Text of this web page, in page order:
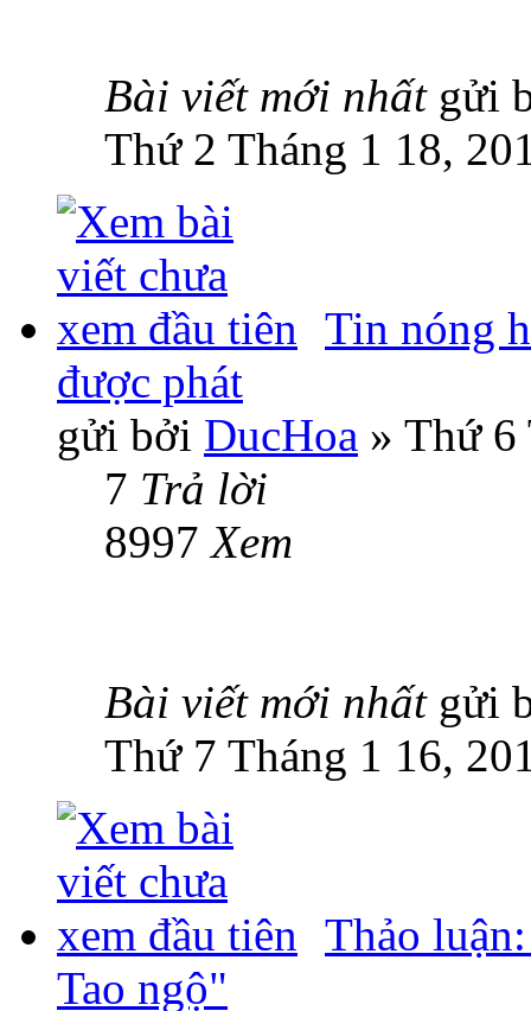
Bài viết mới nhất gửi
Thứ 2 Tháng 1 18,
Tin nóng
được phát
gửi bởi DucHoa » Thứ 6
7 Trả lời
8997Xem
Bài viết mới nhất gửi
Thứ 7 Tháng 1 16,
Thảo
Tao ngộ"